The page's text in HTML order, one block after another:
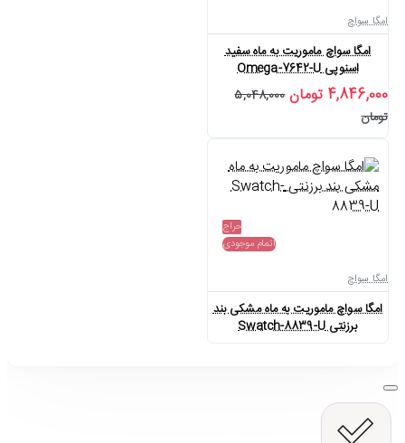
امگا سواچ
امگا سواچ ماموریت به ماه سفید
اسنوپی Omega-7642-U
4,846,000 تومان
5,048,000
تومان
حراج
اتمام موجودی
امگا سواچ
امگا سواچ ماموریت به ماه مشکی بند
برزنتی Swatch-8839-U